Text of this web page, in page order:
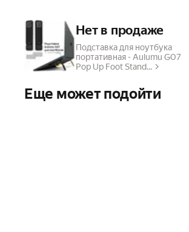
Нет в продаже
Подставка для ноутбука
портативная - Aulumu G07
Pop Up Foot Stand...
Еще может подойти